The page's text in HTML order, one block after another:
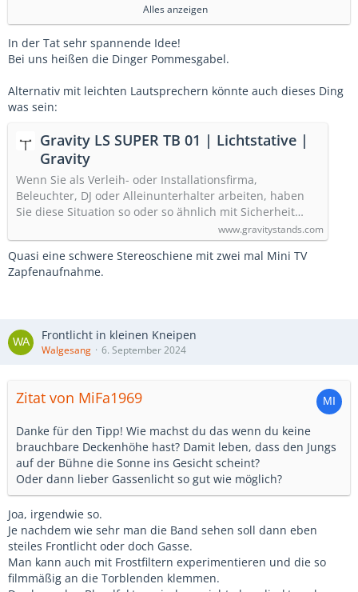
Funktioniert super und verhindert den Ständerwald.
Ausfälle aufgrund von Vibration konnte ich in 10 Jahren
nicht feststellen.
Man braucht natürlich eins, das sich einstellen lässt, um
halbwegs einen gescheiten Schwerpunkt hin zu bekommen.
Alles anzeigen
In der Tat sehr spannende Idee!
Bei uns heißen die Dinger Pommesgabel.
Alternativ mit leichten Lautsprechern könnte auch dieses Ding
was sein:
Gravity LS SUPER TB 01 | Lichtstative |
Gravity
Wenn Sie als Verleih- oder Installationsfirma,
Beleuchter, DJ oder Alleinunterhalter arbeiten, haben
Sie diese Situation so oder so ähnlich mit Sicherheit…
www.gravitystands.com
Quasi eine schwere Stereoschiene mit zwei mal Mini TV
Zapfenaufnahme.
Frontlicht in kleinen Kneipen
Walgesang 6. September 2024
Zitat von MiFa1969
Danke für den Tipp! Wie machst du das wenn du keine
brauchbare Deckenhöhe hast? Damit leben, dass den Jungs
auf der Bühne die Sonne ins Gesicht scheint?
Oder dann lieber Gassenlicht so gut wie möglich?
Joa, irgendwie so.
Je nachdem wie sehr man die Band sehen soll dann eben
steiles Frontlicht oder doch Gasse.
Man kann auch mit Frostfiltern experimentieren und die so
filmmäßig an die Torblenden klemmen.